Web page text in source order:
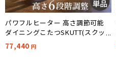
パワフルヒーター 高さ調節可能
ダイニングこたつSKUTT(スクッ
ト) 150x90cm 2色対応
77,440 円